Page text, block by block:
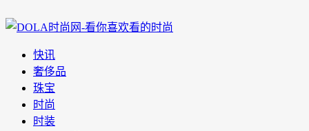
快讯
奢侈品
珠宝
时尚
时装